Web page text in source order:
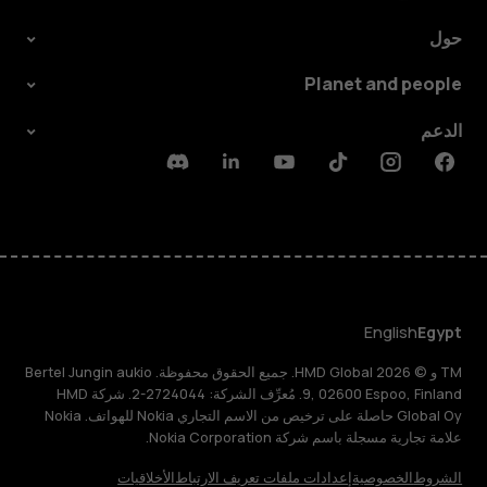
حول
Planet and people
الدعم
Facebook
Instagram
Tiktok
Youtube
Linkedin
Discord
Egypt
English
TM و © 2026 HMD Global. جميع الحقوق محفوظة. Bertel Jungin aukio
9, 02600 Espoo, Finland. مُعرِّف الشركة: 2724044-2. شركة HMD
Global Oy حاصلة على ترخيص من الاسم التجاري Nokia للهواتف. Nokia
علامة تجارية مسجلة باسم شركة Nokia Corporation.
الشروطالخصوصيةإعدادات ملفات تعريف الارتباطالأخلاقيات